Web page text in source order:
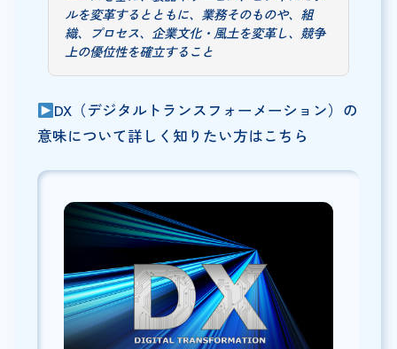
ルを変革するとともに、業務そのものや、組
織、プロセス、企業文化・風土を変革し、競争
上の優位性を確立すること
DX（デジタルトランスフォーメーション）の
意味について詳しく知りたい方はこちら